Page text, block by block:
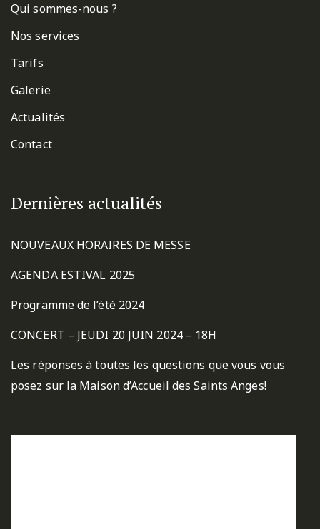
Qui sommes-nous ?
Nos services
Tarifs
Galerie
Actualités
Contact
Dernières actualités
NOUVEAUX HORAIRES DE MESSE
AGENDA ESTIVAL 2025
Programme de l’été 2024
CONCERT – JEUDI 20 JUIN 2024 – 18H
Les réponses à toutes les questions que vous vous
posez sur la Maison d’Accueil des Saints Anges!